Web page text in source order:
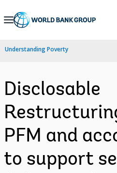
Skip
Navigation
Understanding Poverty
Disclosable
PFM and
to support